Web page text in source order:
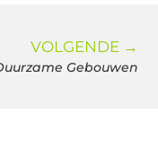
VOLGENDE →
Gebouwen